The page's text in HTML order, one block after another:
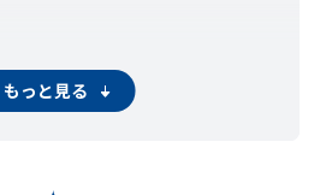
もっと見る